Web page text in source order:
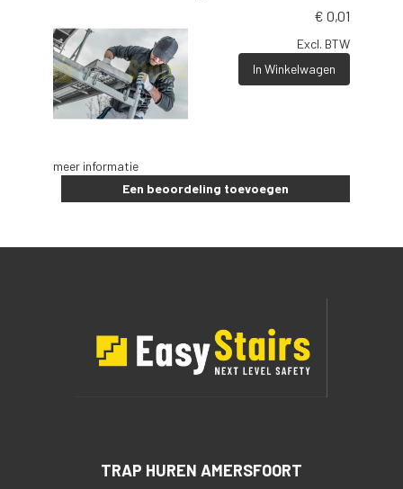
€ 0,01
Excl. BTW
In Winkelwagen
meer informatie
Een beoordeling toevoegen
TRAP HUREN AMERSFOORT